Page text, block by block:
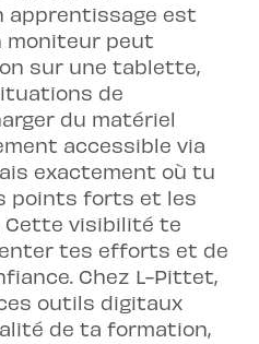
apprentissage est
moniteur peut
sur une tablette,
de
du matériel
accessible via
exactement où tu
points forts et les
Cette visibilité te
tes efforts et de
Chez L-Pittet,
outils digitaux
de ta formation,